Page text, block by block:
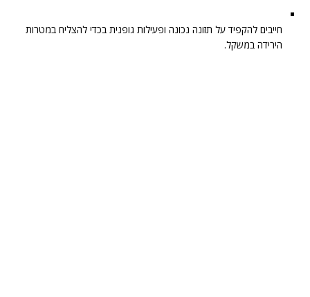
חייבים להקפיד על תזונה נכונה ופעילות גופנית בכדי להצליח במטרות
הירידה במשקל.